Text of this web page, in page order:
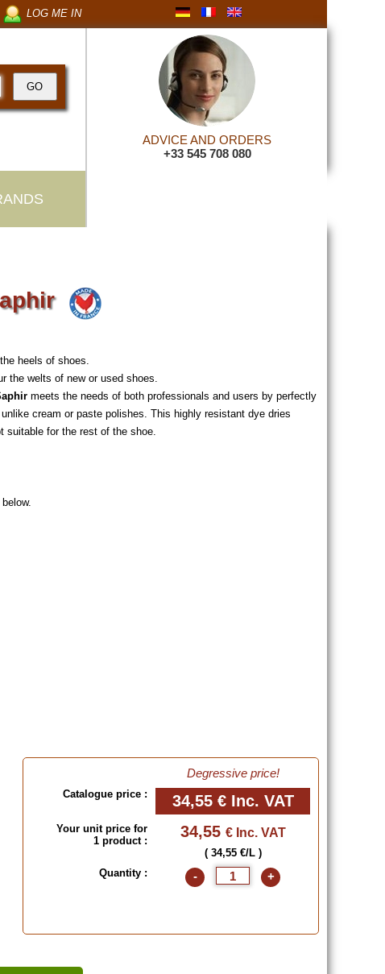
LOG ME IN
ADVICE AND ORDERS
+33 545 708 080
heels of shoes.
the welts of new or used shoes.
meets the needs of both professionals and users by perfectly
cream or paste polishes. This highly resistant dye dries
suitable for the rest of the shoe.
below.
Degressive price!
Catalogue price : 34,55 € Inc. VAT
Your unit price for
1 product :
34,55 € Inc. VAT
( 34,55 €/L )
Quantity :
- +